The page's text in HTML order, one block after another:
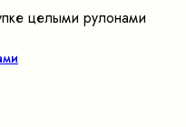
целыми рулонами